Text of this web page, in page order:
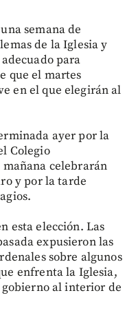
semana de
de la Iglesia y
para
que el martes
en el que elegirán al
ayer por la
Colegio
celebrarán
y por la tarde
esta elección. Las
expusieron las
sobre algunos
enfrenta la Iglesia,
gobierno al interior de